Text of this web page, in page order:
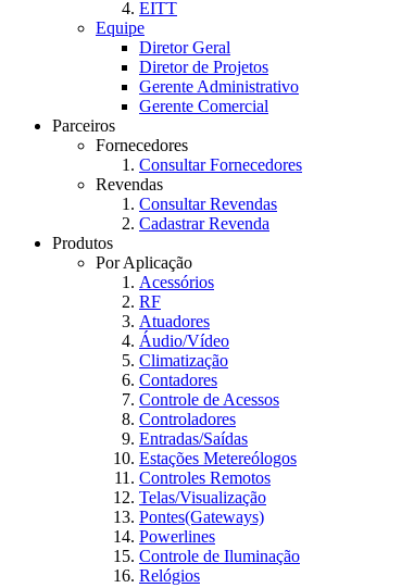
EITT
Equipe
Diretor Geral
Diretor de Projetos
Gerente Administrativo
Gerente Comercial
Parceiros
Fornecedores
Consultar Fornecedores
Revendas
Consultar Revendas
Cadastrar Revenda
Produtos
Por Aplicação
Acessórios
RF
Atuadores
Áudio/Vídeo
Climatização
Contadores
Controle de Acessos
Controladores
Entradas/Saídas
Estações Metereólogos
Controles Remotos
Telas/Visualização
Pontes(Gateways)
Powerlines
Controle de Iluminação
Relógios